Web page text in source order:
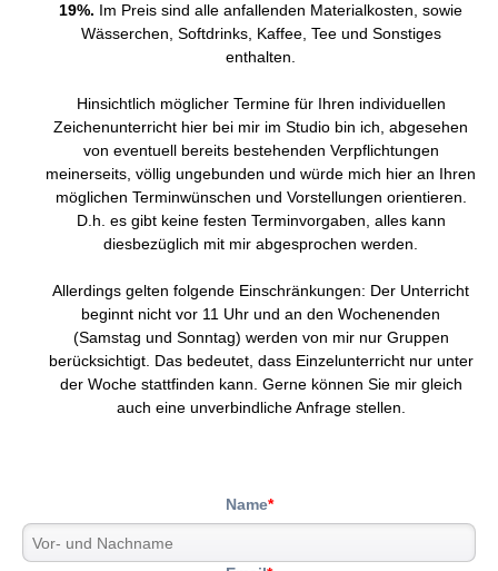
19%. Im Preis sind alle anfallenden Materialkosten, sowie
Wässerchen, Softdrinks, Kaffee, Tee und Sonstiges
enthalten.
Hinsichtlich möglicher Termine für Ihren individuellen
Zeichenunterricht hier bei mir im Studio bin ich, abgesehen
von eventuell bereits bestehenden Verpflichtungen
meinerseits, völlig ungebunden und würde mich hier an Ihren
möglichen Terminwünschen und Vorstellungen orientieren.
D.h. es gibt keine festen Terminvorgaben, alles kann
diesbezüglich mit mir abgesprochen werden.
Allerdings gelten folgende Einschränkungen: Der Unterricht
beginnt nicht vor 11 Uhr und an den Wochenenden
(Samstag und Sonntag) werden von mir nur Gruppen
berücksichtigt. Das bedeutet, dass Einzelunterricht nur unter
der Woche stattfinden kann. Gerne können Sie mir gleich
auch eine unverbindliche Anfrage stellen.
Name*